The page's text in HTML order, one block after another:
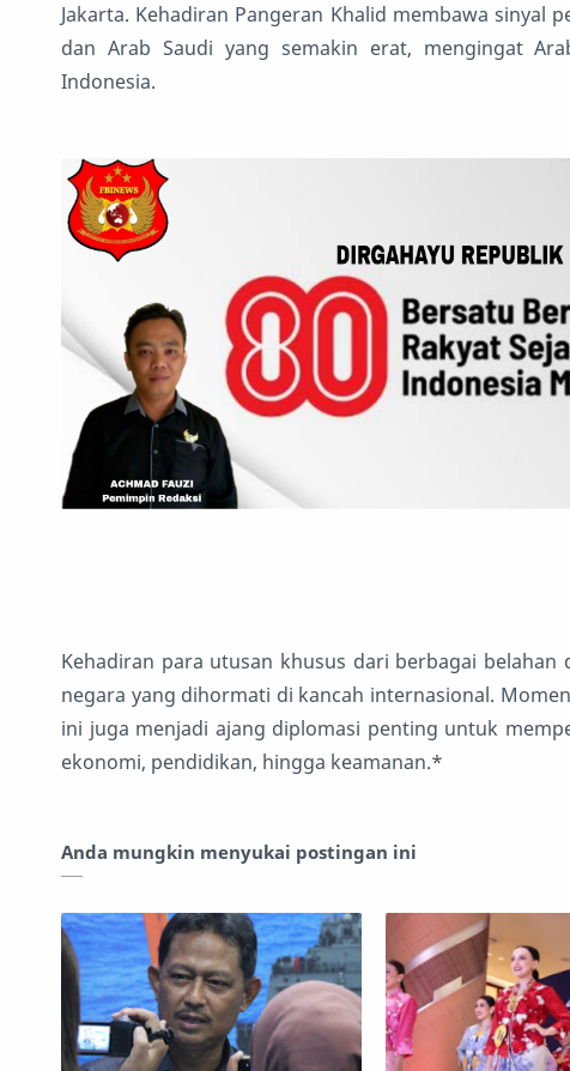
Jakarta. Kehadiran Pangeran Khalid membawa
dan Arab Saudi yang semakin erat, mengingat
Indonesia.
Kehadiran para utusan khusus dari berbagai
negara yang dihormati di kancah internasional.
ini juga menjadi ajang diplomasi penting untuk
ekonomi, pendidikan, hingga keamanan.*
Anda mungkin menyukai postingan ini